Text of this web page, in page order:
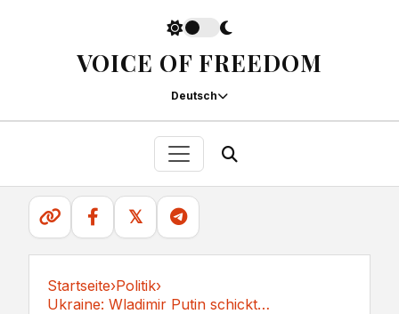
VOICE OF FREEDOM
Deutsch
𝕏
Startseite›Politik›
Ukraine: Wladimir Putin schickt Tod auf...